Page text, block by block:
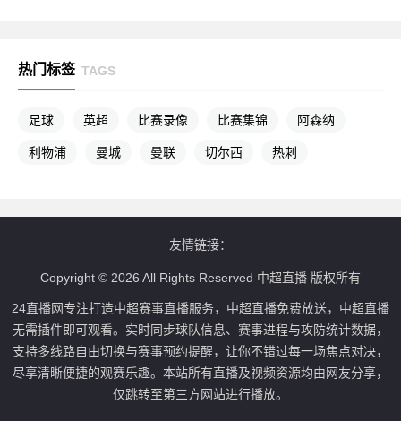
热门标签 TAGS
足球 英超 比赛录像 比赛集锦 阿森纳
利物浦 曼城 曼联 切尔西 热刺
友情链接：
Copyright © 2026 All Rights Reserved 中超直播 版权所有
24直播网专注打造中超赛事直播服务，中超直播免费放送，中超直播
无需插件即可观看。实时同步球队信息、赛事进程与攻防统计数据，
支持多线路自由切换与赛事预约提醒，让你不错过每一场焦点对决，
尽享清晰便捷的观赛乐趣。本站所有直播及视频资源均由网友分享，
仅跳转至第三方网站进行播放。